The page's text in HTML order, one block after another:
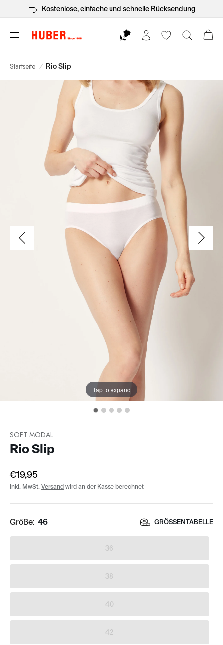
Kostenlose, einfache und schnelle Rücksendung
Startseite / Rio Slip
Tap to expand
SOFT MODAL
Rio Slip
€19,95
inkl. MwSt. Versand wird an der Kasse berechnet
Größe: 46 GRÖSSENTABELLE
36
38
40
42